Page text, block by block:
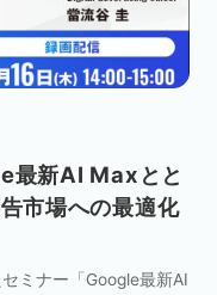
最新AI Maxとと
市場への最適化
ミナー「Google最新AI